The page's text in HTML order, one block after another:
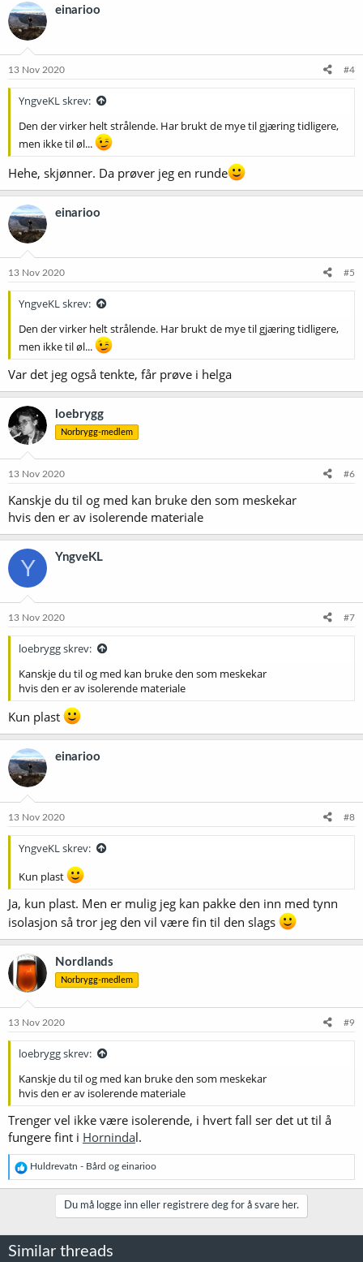
einarioo
13 Nov 2020 #4
YngveKL skrev:
Den der virker helt strålende. Har brukt de mye til gjæring tidligere,
men ikke til øl...
Hehe, skjønner. Da prøver jeg en runde
einarioo
13 Nov 2020 #5
YngveKL skrev:
Den der virker helt strålende. Har brukt de mye til gjæring tidligere,
men ikke til øl...
Var det jeg også tenkte, får prøve i helga
loebrygg
Norbrygg-medlem
13 Nov 2020 #6
Kanskje du til og med kan bruke den som meskekar
hvis den er av isolerende materiale
Y YngveKL
13 Nov 2020 #7
loebrygg skrev:
Kanskje du til og med kan bruke den som meskekar
hvis den er av isolerende materiale
Kun plast
einarioo
13 Nov 2020 #8
YngveKL skrev:
Kun plast
Ja, kun plast. Men er mulig jeg kan pakke den inn med tynn
isolasjon så tror jeg den vil være fin til den slags
Nordlands
Norbrygg-medlem
13 Nov 2020 #9
loebrygg skrev:
Kanskje du til og med kan bruke den som meskekar
hvis den er av isolerende materiale
Trenger vel ikke være isolerende, i hvert fall ser det ut til å
fungere fint i Hornindal.
R
e
a
n
Huldrevatn - Bård og einarioo
Du må logge inn eller registrere deg for å svare her.
Similar threads